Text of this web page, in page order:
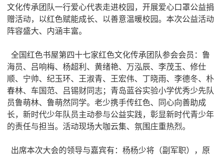
文化传承团队一行爱心代表走进校园，开展爱心口罩公益捐
赠活动，以红色赋能成长、以善意温暖校园。本次公益活动
阵容盛大、内涵丰富。
全国红色书屋第四十七家红色文化传承团队参会会员：鲁
海员、吕响梅、杨超利、黄绪艳、万泓辰、李茂玉、修仕
顺、宁帅、纪玉环、王淑青、王宏伟、丁晓雨、李德冬、朴
春林、车国范、吕锡财同志；青岛蓝谷实验小学优秀少先队
员鲁萌林、鲁萌然同学。老少携手传红色、同心向善助成
长，新时代少年队员主动参与公益实践，彰显新时代青少年
的责任与担当。活动现场大咖云集、氛围庄重热烈。
出席本次大会的领导与嘉宾有：杨杨少将（副军职），原